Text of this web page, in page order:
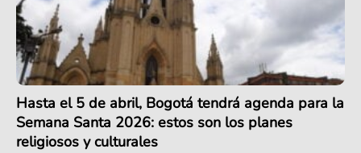
Hasta el 5 de abril, Bogotá tendrá agenda para la
Semana Santa 2026: estos son los planes
religiosos y culturales